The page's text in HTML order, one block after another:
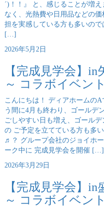
´)！！』 と、感じることが増
なく、光熱費や日用品などの
担を実感している方も多いので
[…]
2026年5月2日
【完成見学会】in
～ コラボイベン
こんにちは！ ディアホームの
う間に4月も終わり、ゴールデ
ごしやすい日も増え、ゴール
の ご予定を立てている方も多
♬？ グループ会社のジョイホ
ーク中に 完成見学会を開催 […]
2026年3月29日
【完成見学会】in
～ コラボイベン